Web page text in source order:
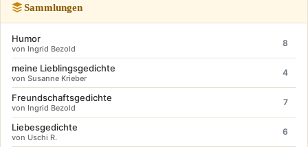
Sammlungen
Humor
von Ingrid Bezold
8
meine Lieblingsgedichte
von Susanne Krieber
4
Freundschaftsgedichte
von Ingrid Bezold
7
Liebesgedichte
von Uschi R.
6